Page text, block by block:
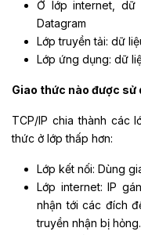
Ở lớp internet, dữ
Datagram
Lớp truyền tải: dữ
Lớp ứng dụng: dữ
Giao thức nào được sử
TCP/IP chia thành các
thức ở lớp thấp hơn:
Lớp kết nối: Dùng
Lớp internet: IP
nhận tới các đích
truyền nhận bị hỏng.